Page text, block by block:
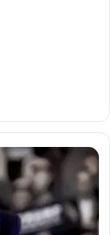
ترامب:
متمسكون
بوقف
إطلاق
ولن